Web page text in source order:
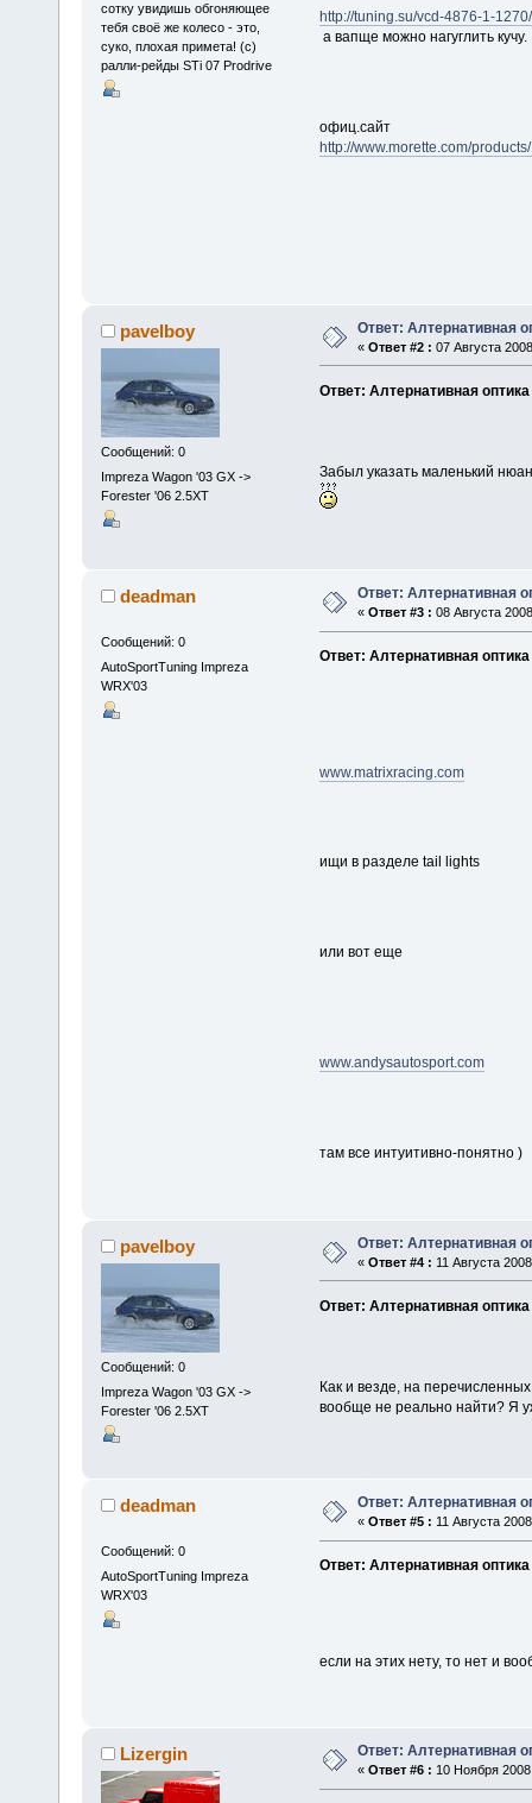
сотку увидишь обгоняющее
тебя своё же колесо - это,
суко, плохая примета! (с)
ралли-рейды STi 07 Prodrive
http://tuning.su/vcd-4876-1-
а вапще можно нагуглить кучу.
офиц.сайт
http://www.morette.com/
pavelboy
Сообщений: 0
Impreza Wagon '03 GX ->
Forester '06 2.5XT
Ответ: Алтернативная
« Ответ #2 : 07 Августа
Ответ: Алтернативная оптика
Забыл указать маленький
deadman
Сообщений: 0
AutoSportTuning Impreza
WRX'03
Ответ: Алтернативная
« Ответ #3 : 08 Августа
Ответ: Алтернативная оптика
www.matrixracing.com
ищи в разделе tail lights
или вот еще
www.andysautosport.com
там все интуитивно-понятно )
pavelboy
Сообщений: 0
Impreza Wagon '03 GX ->
Forester '06 2.5XT
Ответ: Алтернативная
« Ответ #4 : 11 Августа
Ответ: Алтернативная оптика
Как и везде, на
вообще не реально найти? Я
deadman
Сообщений: 0
AutoSportTuning Impreza
WRX'03
Ответ: Алтернативная
« Ответ #5 : 11 Августа
Ответ: Алтернативная оптика
если на этих нету, то нет и
Lizergin Ответ: Алтернативная
« Ответ #6 : 10 Ноября